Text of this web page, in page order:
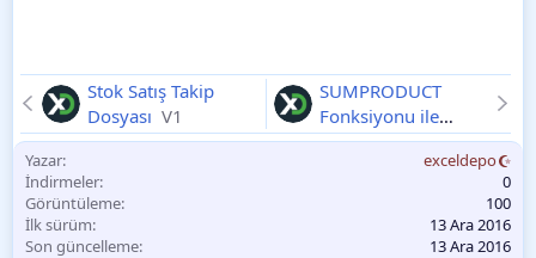
Stok Satış Takip
Dosyası V1
SUMPRODUCT
Fonksiyonu ile
Boşluk ve Hata
Yazar
exceldepo
İndirmeler
0
Görüntüleme
100
İlk sürüm
13 Ara 2016
Son güncelleme
13 Ara 2016